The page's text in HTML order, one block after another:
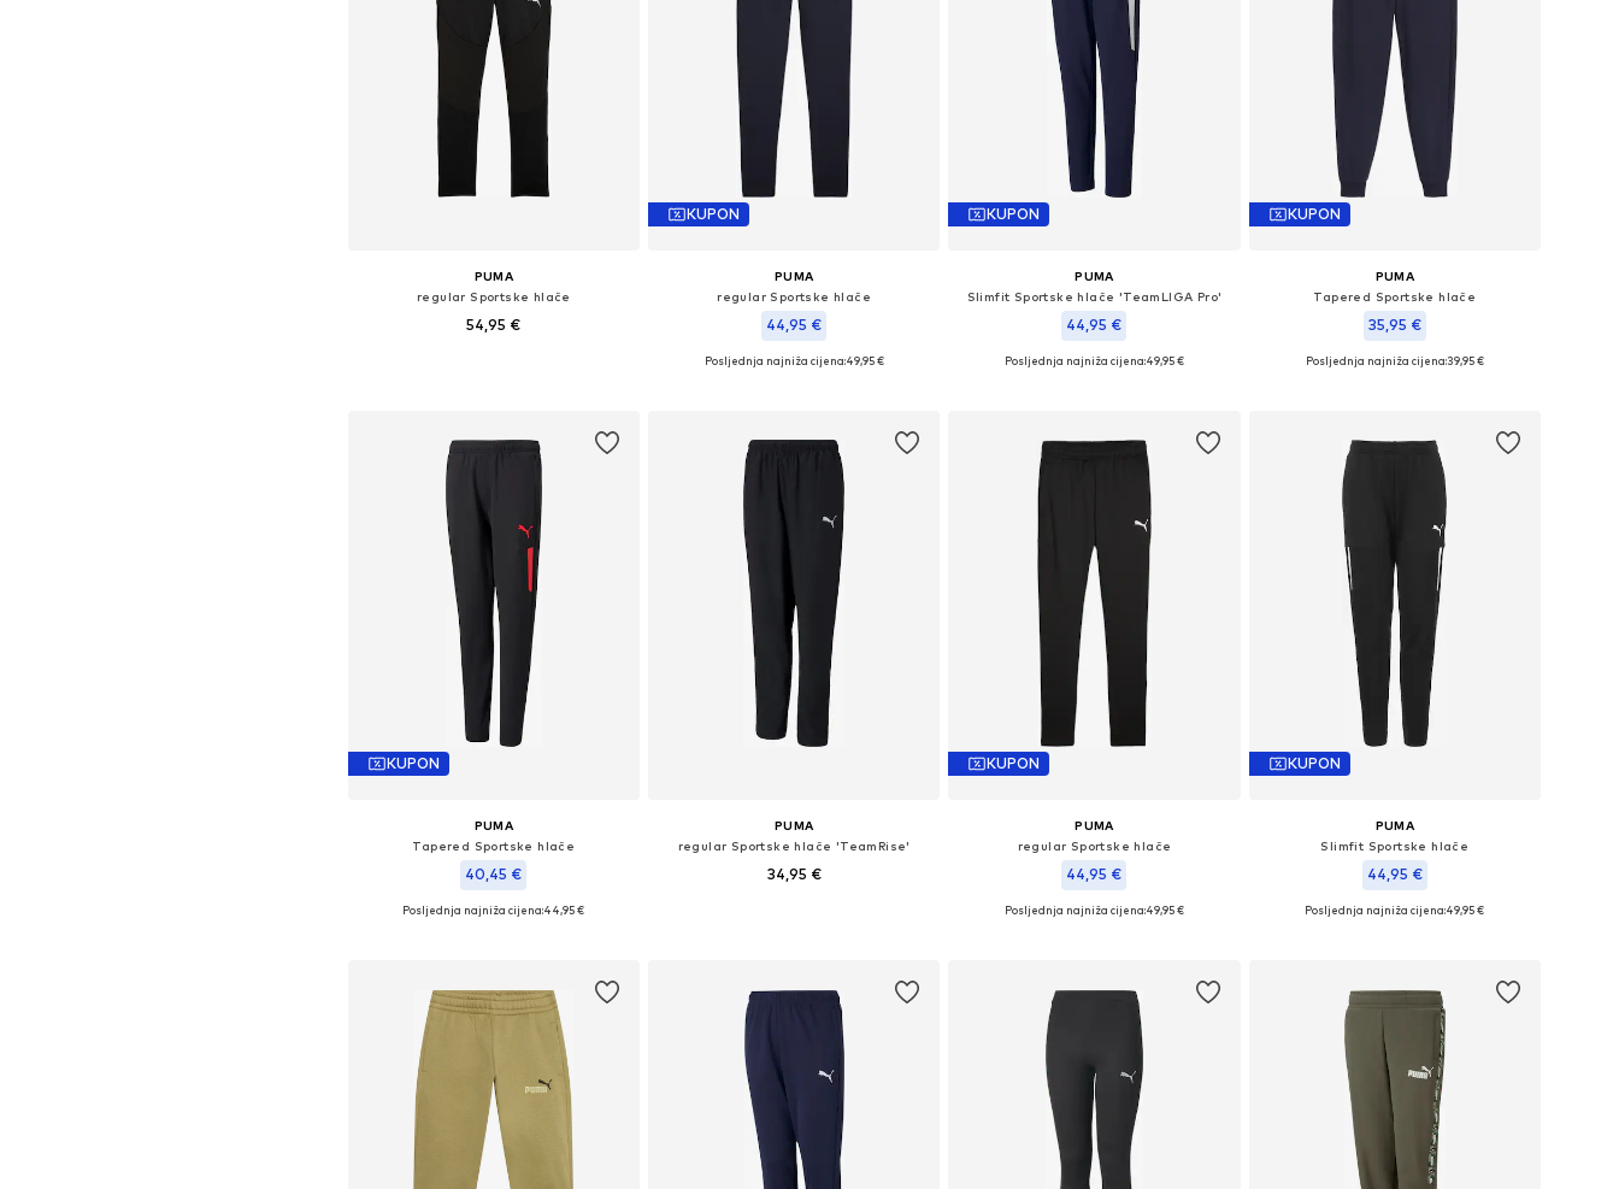
PUMA
regular Sportske hlače
54,95 €
KUPON
PUMA
regular Sportske hlače
44,95 €
Dostupne veličine: 116, 164
Posljednja najniža cijena:49,95 €
KUPON
PUMA
Slimfit Sportske hlače 'TeamLIGA Pro'
44,95 €
Dostupne veličine: 116, 140, 152, 164, 176
Posljednja najniža cijena:49,95 €
KUPON
PUMA
Tapered Sportske hlače
35,95 €
Dostupne veličine: 128, 140
Posljednja najniža cijena:39,95 €
KUPON
PUMA
Tapered Sportske hlače
40,45 €
Dostupne veličine: 128
Posljednja najniža cijena:44,95 €
PUMA
regular Sportske hlače 'TeamRise'
34,95 €
KUPON
PUMA
regular Sportske hlače
44,95 €
Dostupne veličine: 116
Posljednja najniža cijena:49,95 €
KUPON
PUMA
Slimfit Sportske hlače
44,95 €
Dostupne veličine: 116, 176
Posljednja najniža cijena:49,95 €